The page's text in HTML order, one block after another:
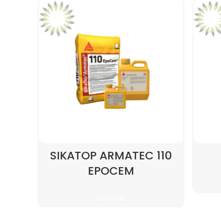
SIKATOP ARMATEC 110
EPOCEM